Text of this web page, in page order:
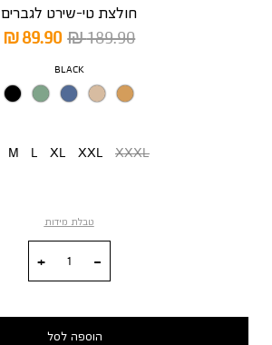
חולצת טי-שירט לגברים
מחיר
מוצר
89.90 ₪
מחיר
189.90 ₪
צבע
BLACK
M L XL XXL XXXL
טבלת מידות
הוספה לסל